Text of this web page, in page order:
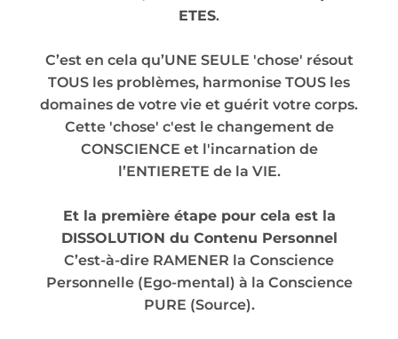
ETES.
C’est en cela qu’UNE SEULE 'chose' résout
TOUS les problèmes, harmonise TOUS les
domaines de votre vie et guérit votre corps.
Cette 'chose' c'est le changement de
CONSCIENCE et l'incarnation de
l’ENTIERETE de la VIE.
Et la première étape pour cela est la
DISSOLUTION du Contenu Personnel
C’est-à-dire RAMENER la Conscience
Personnelle (Ego-mental) à la Conscience
PURE (Source).